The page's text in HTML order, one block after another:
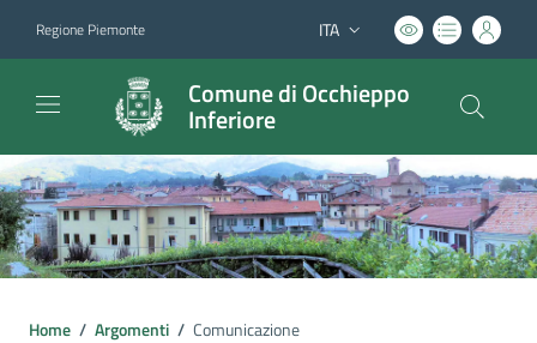
Regione Piemonte Lingua attiva:
ITA
Comune di Occhieppo
Inferiore
Home / Argomenti / Comunicazione